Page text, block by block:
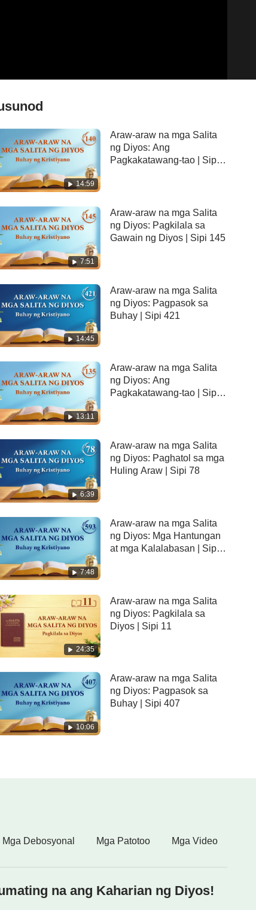
14:59
Araw-araw na mga Salita
ng Diyos: Ang
Pagkakatawang-tao | Sipi
7:51
Araw-araw na mga Salita
ng Diyos: Pagkilala sa
Gawain ng Diyos | Sipi 145
14:45
Araw-araw na mga Salita
ng Diyos: Pagpasok sa
Buhay | Sipi 421
13:11
Araw-araw na mga Salita
ng Diyos: Ang
Pagkakatawang-tao | Sipi
6:39
Araw-araw na mga Salita
ng Diyos: Paghatol sa mga
Huling Araw | Sipi 78
7:48
Araw-araw na mga Salita
ng Diyos: Mga Hantungan
at mga Kalalabasan | Sipi
24:35
Araw-araw na mga Salita
ng Diyos: Pagkilala sa
Diyos | Sipi 11
10:06
Araw-araw na mga Salita
ng Diyos: Pagpasok sa
Buhay | Sipi 407
Mga Debosyonal Mga Patotoo Mga Video
na ang Kaharian ng Diyos!